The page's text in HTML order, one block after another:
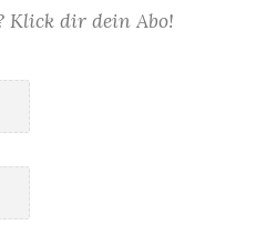
Klick dir dein Abo!